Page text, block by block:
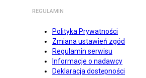
REGULAMIN
Polityka Prywatności
Zmiana ustawień zgód
Regulamin serwisu
Informacje o nadawcy
Deklaracja dostępności